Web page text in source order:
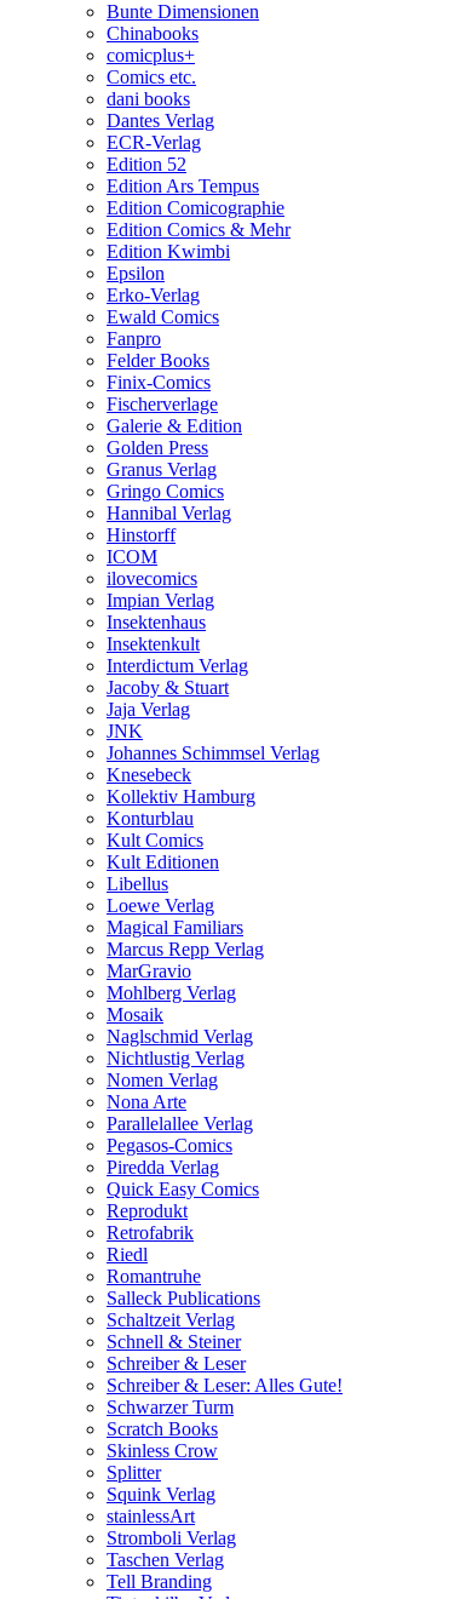
Bunte Dimensionen
Chinabooks
comicplus+
Comics etc.
dani books
Dantes Verlag
ECR-Verlag
Edition 52
Edition Ars Tempus
Edition Comicographie
Edition Comics & Mehr
Edition Kwimbi
Epsilon
Erko-Verlag
Ewald Comics
Fanpro
Felder Books
Finix-Comics
Fischerverlage
Galerie & Edition
Golden Press
Granus Verlag
Gringo Comics
Hannibal Verlag
Hinstorff
ICOM
ilovecomics
Impian Verlag
Insektenhaus
Insektenkult
Interdictum Verlag
Jacoby & Stuart
Jaja Verlag
JNK
Johannes Schimmsel Verlag
Knesebeck
Kollektiv Hamburg
Konturblau
Kult Comics
Kult Editionen
Libellus
Loewe Verlag
Magical Familiars
Marcus Repp Verlag
MarGravio
Mohlberg Verlag
Mosaik
Naglschmid Verlag
Nichtlustig Verlag
Nomen Verlag
Nona Arte
Parallelallee Verlag
Pegasos-Comics
Piredda Verlag
Quick Easy Comics
Reprodukt
Retrofabrik
Riedl
Romantruhe
Salleck Publications
Schaltzeit Verlag
Schnell & Steiner
Schreiber & Leser
Schreiber & Leser: Alles Gute!
Schwarzer Turm
Scratch Books
Skinless Crow
Splitter
Squink Verlag
stainlessArt
Stromboli Verlag
Taschen Verlag
Tell Branding